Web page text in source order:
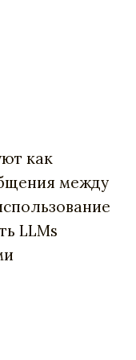
как
между
LLMs